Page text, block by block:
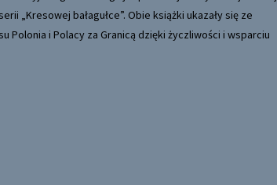
„Kresowej bałagułce”. Obie książki ukazały się ze
Polonia i Polacy za Granicą dzięki życzliwości i wsparciu